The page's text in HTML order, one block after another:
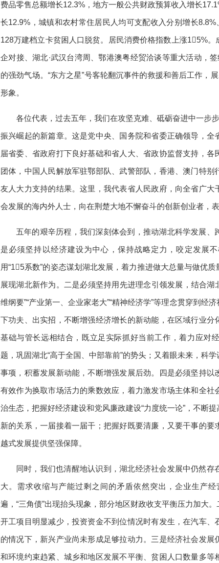
费品零售总额增长12.3%，地方一般公共财政预算收入增长
长12.9%，城镇和农村常住居民人均可支配收入分别增长
128万建档立卡贫困人口脱贫。居民消费价格指数上涨15%
企对接、湖北·武汉台湾周、鄂港澳粤经贸洽谈等重大活动，
的强劲气场。“东方之星”号客轮翻沉事件的救援和善后工作，
形象。
各位代表，过去五年，我们在攻坚克难、砥砺奋进中一步
振兴崛起的新篇章。这是党中央、国务院和省委正确领导，
届省委、省政府打下良好基础和省人大、省政协监督支持，
团体，中国人民解放军驻鄂部队、武警部队，香港、澳门特
友人大力支持的结果。这里，我代表省人民政府，向全省广
会发展的海内外人士，向在荆楚大地不懈奋斗的创新创业者，
五年的艰辛历程，我们深刻体会到，推动湖北科学发展
是必须坚持以经济建设为中心，保持战略定力，咬定发展
用“15系数”的姿态谋划湖北发展，着力推进做大总量与做优
展现湖北新作为。二是必须坚持用先进理念引领发展，结合湖
维纲要”“产业第一、企业家老大”“精神经济学”等理念贯穿到经
下功夫、出实招，不断增强经济增长的新动能，在区域行业
基础与管长远相结合，既立足实际抓好当前工作，着力应对
题，巩固湖北“高于全国、中部靠前”的势头；又着眼未来，科
事项，积蓄发展新动能，不断增强发展后劲。四是必须坚持
有效作为换取市场活力的乘数效应，着力激发市场主体和全
治生态，把握好经济建设和党风廉政建设“力度统一论”，不断
新的关系，一届接着一届干；把握好既要清廉，又要干事的
越式发展提供坚强保障。
同时，我们也清醒地认识到，湖北经济社会发展中仍然
大。需求收缩与产能过剩之间的矛盾依然突出，企业生产
遍，“三角债”出现抬头现象，部分地区财政收支平衡压力加大
开工项目明显减少，投资资金不到位情况时有发生，在汽车
的情况下，新兴产业尚未形成足够拉动力。三是经济社会发
和环境约束趋紧、城乡和地区发展不平衡、贫困人口数量多